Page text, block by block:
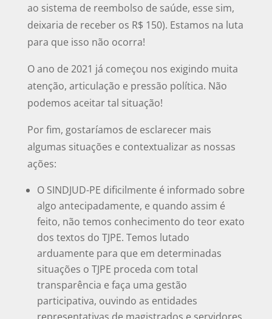
ao sistema de reembolso de saúde, esse sim,
deixaria de receber os R$ 150). Estamos na luta
para que isso não ocorra!
O ano de 2021 já começou nos exigindo muita
atenção, articulação e pressão política. Não
podemos aceitar tal situação!
Por fim, gostaríamos de esclarecer mais
algumas situações e contextualizar as nossas
ações:
O SINDJUD-PE dificilmente é informado sobre
algo antecipadamente, e quando assim é
feito, não temos conhecimento do teor exato
dos textos do TJPE. Temos lutado
arduamente para que em determinadas
situações o TJPE proceda com total
transparência e faça uma gestão
participativa, ouvindo as entidades